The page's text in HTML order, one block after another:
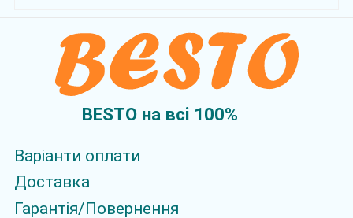
BESTO на всi 100%
Варіанти оплати
Доставка
Гарантія/Повернення